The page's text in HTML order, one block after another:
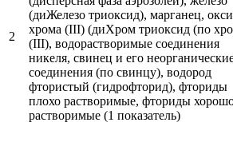
2
(диЖелезо триоксид), марганец,
хрома (III) (диХром триоксид (по
(III), водорастворимые соединения
никеля, свинец и его
соединения (по свинцу), водород
фтористый (гидрофторид), фториды
плохо растворимые, фториды
растворимые (1 показатель)